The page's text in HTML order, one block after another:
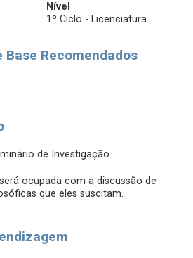
Nível
1º Ciclo - Licenciatura
Recomendados
de Investigação.
ocupada com a discussão de
que eles suscitam.